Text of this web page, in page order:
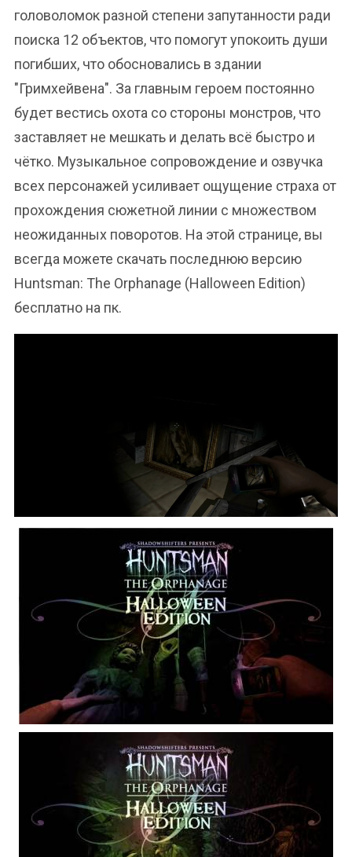
головоломок разной степени запутанности ради
поиска 12 объектов, что помогут упокоить души
погибших, что обосновались в здании
"Гримхейвена". За главным героем постоянно
будет вестись охота со стороны монстров, что
заставляет не мешкать и делать всё быстро и
чётко. Музыкальное сопровождение и озвучка
всех персонажей усиливает ощущение страха от
прохождения сюжетной линии с множеством
неожиданных поворотов. На этой странице, вы
всегда можете скачать последнюю версию
Huntsman: The Orphanage (Halloween Edition)
бесплатно на пк.